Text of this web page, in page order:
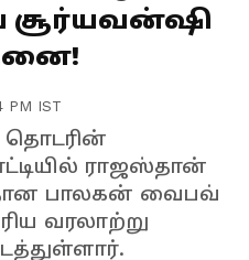
சூர்யவன்ஷி
PM IST
தொடரின்
ராஜஸ்தான்
பாலகன் வைபவ்
வரலாற்று